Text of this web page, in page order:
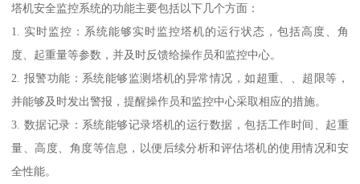
塔机安全监控系统的功能主要包括以下几个方面：
1. 实时监控：系统能够实时监控塔机的运行状态，包括高度、角
度、起重量等参数，并及时反馈给操作员和监控中心。
2. 报警功能：系统能够监测塔机的异常情况，如超重、、超限等，
并能够及时发出警报，提醒操作员和监控中心采取相应的措施。
3. 数据记录：系统能够记录塔机的运行数据，包括工作时间、起重
量、高度、角度等信息，以便后续分析和评估塔机的使用情况和安
全性能。